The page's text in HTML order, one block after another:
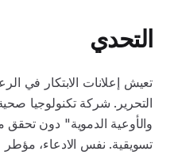
التحدي
تعيش إعلانات الابتكار في
التحرير. شركة تكنولوجيا
والأوعية الدموية" دون
تسويقية. نفس الادعاء،